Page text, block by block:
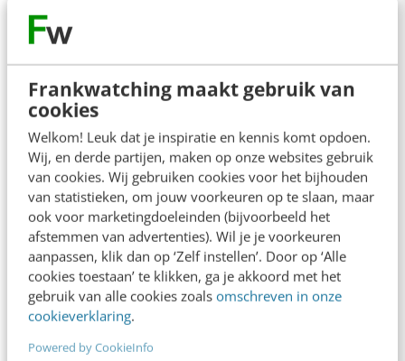
Frankwatching maakt gebruik van
cookies
Welkom! Leuk dat je inspiratie en kennis komt opdoen.
Wij, en derde partijen, maken op onze websites gebruik
van cookies. Wij gebruiken cookies voor het bijhouden
van statistieken, om jouw voorkeuren op te slaan, maar
ook voor marketingdoeleinden (bijvoorbeeld het
afstemmen van advertenties). Wil je je voorkeuren
aanpassen, klik dan op ‘Zelf instellen’. Door op ‘Alle
cookies toestaan’ te klikken, ga je akkoord met het
gebruik van alle cookies zoals omschreven in onze
cookieverklaring.
Powered by CookieInfo
zich allang zeer uitgebreid via internet heeft
georiënteerd en het koopbesluit vaak al heeft
genomen als men daar de dealer gaat.
Auto’s 30% goedkoper
15% van alle autoverkopen in Amerika wordt
zelfs al online gedaan. Het voordeel voor
consumenten kan daarbij zomaar oplopen tot
30-40%. Naar mijn mening kan het toch niet
anders, dan dat de glimmende showrooms
zullen worden vervangen door één of meer
landelijke experience centers van ieder merk